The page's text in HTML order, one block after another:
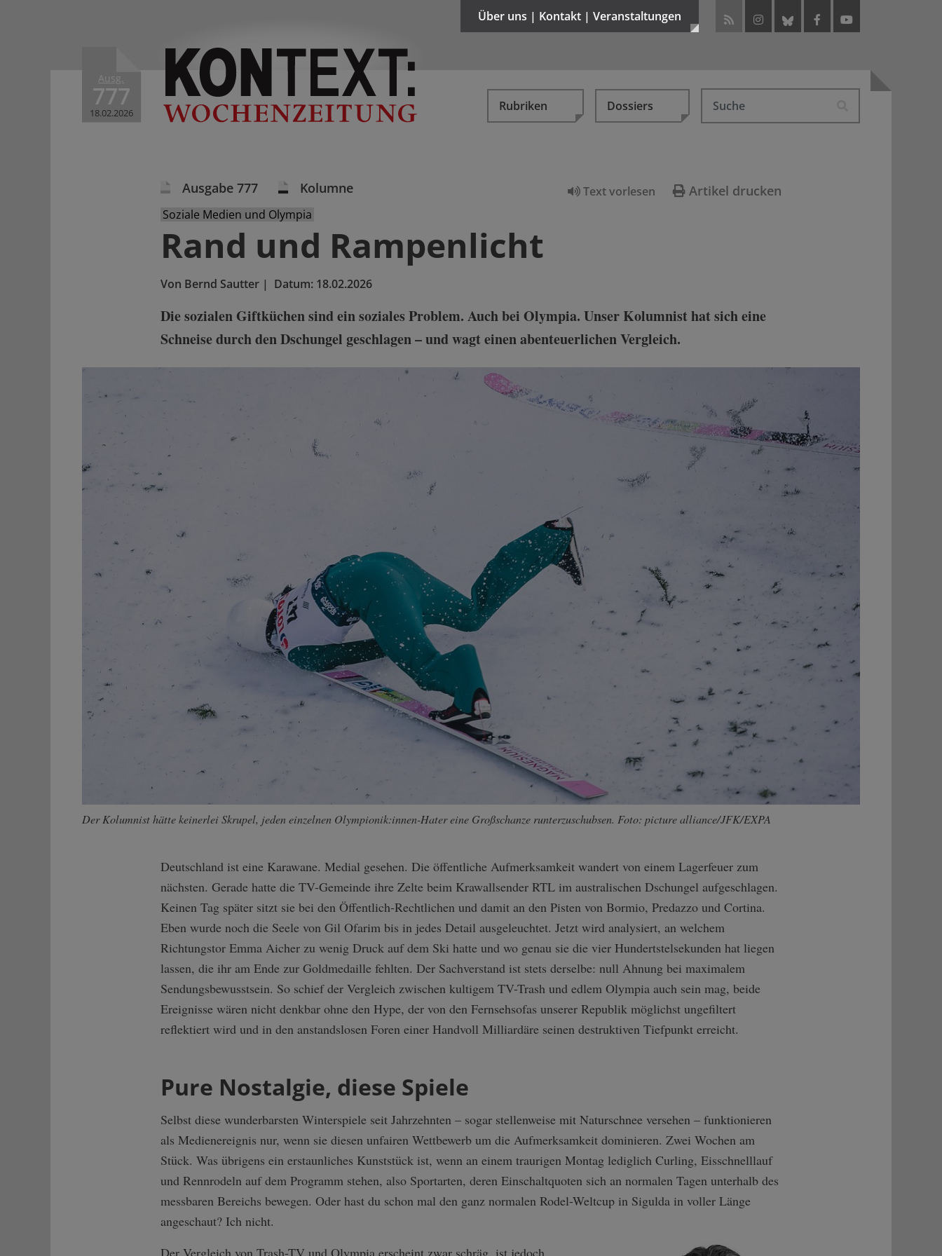
Ausg.
777
18.02.2026
Über uns | Kontakt | Veranstaltungen
Rubriken Dossiers
Text vorlesen Artikel drucken
Ausgabe 777 Kolumne
Soziale Medien und Olympia
Rand und Rampenlicht
Von Bernd Sautter | Datum: 18.02.2026
Die sozialen Giftküchen sind ein soziales Problem. Auch bei Olympia. Unser Kolumnist hat sich eine
Schneise durch den Dschungel geschlagen – und wagt einen abenteuerlichen Vergleich.
Der Kolumnist hätte keinerlei Skrupel, jeden einzelnen Olympionik:innen-Hater eine Großschanze runterzuschubsen. Foto: picture alliance/JFK/EXPA
Deutschland ist eine Karawane. Medial gesehen. Die öffentliche Aufmerksamkeit wandert von einem Lagerfeuer zum
nächsten. Gerade hatte die TV-Gemeinde ihre Zelte beim Krawallsender RTL im australischen Dschungel aufgeschlagen.
Keinen Tag später sitzt sie bei den Öffentlich-Rechtlichen und damit an den Pisten von Bormio, Predazzo und Cortina.
Eben wurde noch die Seele von Gil Ofarim bis in jedes Detail ausgeleuchtet. Jetzt wird analysiert, an welchem
Richtungstor Emma Aicher zu wenig Druck auf dem Ski hatte und wo genau sie die vier Hundertstelsekunden hat liegen
lassen, die ihr am Ende zur Goldmedaille fehlten. Der Sachverstand ist stets derselbe: null Ahnung bei maximalem
Sendungsbewusstsein. So schief der Vergleich zwischen kultigem TV-Trash und edlem Olympia auch sein mag, beide
Ereignisse wären nicht denkbar ohne den Hype, der von den Fernsehsofas unserer Republik möglichst ungefiltert
reflektiert wird und in den anstandslosen Foren einer Handvoll Milliardäre seinen destruktiven Tiefpunkt erreicht.
Pure Nostalgie, diese Spiele
Selbst diese wunderbarsten Winterspiele seit Jahrzehnten – sogar stellenweise mit Naturschnee versehen – funktionieren
als Medienereignis nur, wenn sie diesen unfairen Wettbewerb um die Aufmerksamkeit dominieren. Zwei Wochen am
Stück. Was übrigens ein erstaunliches Kunststück ist, wenn an einem traurigen Montag lediglich Curling, Eisschnelllauf
und Rennrodeln auf dem Programm stehen, also Sportarten, deren Einschaltquoten sich an normalen Tagen unterhalb des
messbaren Bereichs bewegen. Oder hast du schon mal den ganz normalen Rodel-Weltcup in Sigulda in voller Länge
angeschaut? Ich nicht.